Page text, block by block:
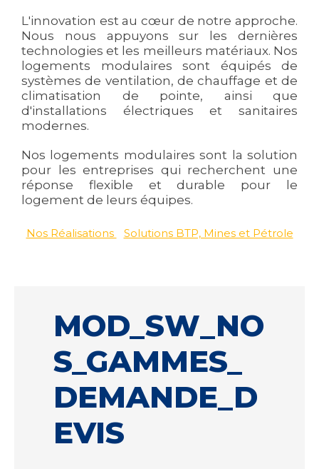
L'innovation est au cœur de notre approche.
Nous nous appuyons sur les dernières
technologies et les meilleurs matériaux. Nos
logements modulaires sont équipés de
systèmes de ventilation, de chauffage et de
climatisation de pointe, ainsi que
d'installations électriques et sanitaires
modernes.
Nos logements modulaires sont la solution
pour les entreprises qui recherchent une
réponse flexible et durable pour le
logement de leurs équipes.
Nos Réalisations Solutions BTP, Mines et Pétrole
MOD_SW_NO
S_GAMMES_
DEMANDE_D
EVIS